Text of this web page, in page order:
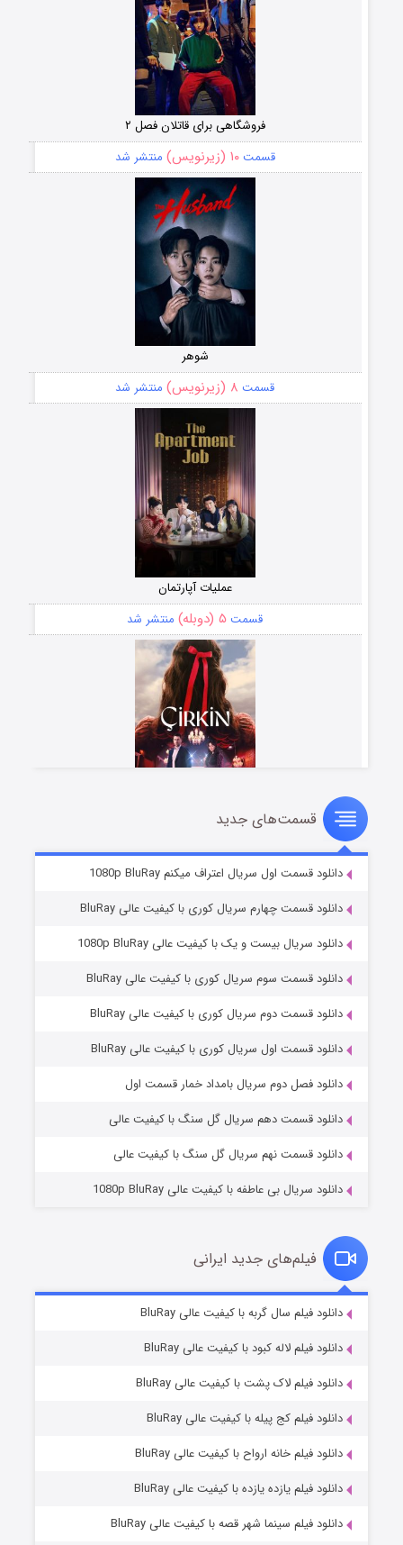
فروشگاهی برای قاتلان فصل ۲
قسمت۱۰ (زیرنویس) منتشر شد
شوهر
قسمت ۸ (زیرنویس) منتشر شد
عملیات آپارتمان
قسمت ۵ (دوبله) منتشر شد
سریال زشت
قسمت۲ (زیرنویس) منتشر شد
مردگان متحرک: شهر مرده ۳
قسمت۲ (زیرنویس) منتشر شد
قسمت۷ (زیرنویس) منتشر شد
قسمت‌های جدید
دانلود قسمت اول سریال اعتراف میکنم 1080p BluRay
دانلود قسمت چهارم سریال کوری با کیفیت عالی BluRay
دانلود سریال بیست و یک با کیفیت عالی 1080p BluRay
دانلود قسمت سوم سریال کوری با کیفیت عالی BluRay
دانلود قسمت دوم سریال کوری با کیفیت عالی BluRay
دانلود قسمت اول سریال کوری با کیفیت عالی BluRay
دانلود فصل دوم سریال بامداد خمار قسمت اول
دانلود قسمت دهم سریال گل سنگ با کیفیت عالی
دانلود قسمت نهم سریال گل سنگ با کیفیت عالی
دانلود سریال بی عاطفه با کیفیت عالی 1080p BluRay
فیلم‌های جدید ایرانی
دانلود فیلم سال گربه با کیفیت عالی BluRay
دانلود فیلم لاله کبود با کیفیت عالی BluRay
دانلود فیلم لاک پشت با کیفیت عالی BluRay
دانلود فیلم کج‌ پیله با کیفیت عالی BluRay
دانلود فیلم خانه ارواح با کیفیت عالی BluRay
دانلود فیلم یازده یازده با کیفیت عالی BluRay
دانلود فیلم سینما شهر قصه با کیفیت عالی BluRay